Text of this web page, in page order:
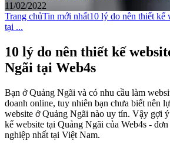
11/02/2022
Trang chủTin mới nhất10 lý do nên thiết kế
tại ...
10 lý do nên thiết kế
Ngãi tại Web4s
Bạn ở Quảng Ngãi và có nhu cầu làm
doanh online, tuy nhiên bạn chưa biết nên
website ở Quảng Ngãi nào uy tín. Vậy gợi
kế website tại Quảng Ngãi của Web4s -
nghiệp nhất tại Việt Nam.